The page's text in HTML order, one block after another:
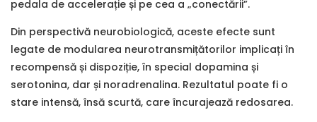
pedala de accelerație și pe cea a „conectării”.
Din perspectivă neurobiologică, aceste efecte sunt
legate de modularea neurotransmițătorilor implicați în
recompensă și dispoziție, în special dopamina și
serotonina, dar și noradrenalina. Rezultatul poate fi o
stare intensă, însă scurtă, care încurajează redosarea.